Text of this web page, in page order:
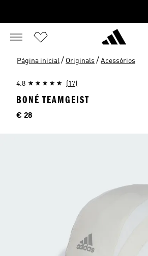
Página inicial / Originals / Acessórios
4.8 (17)
BONÉ TEAMGEIST
Preço
€ 28